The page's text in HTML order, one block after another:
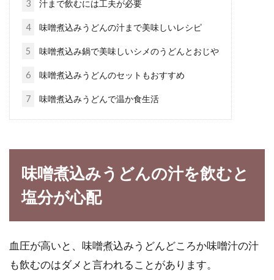
食生活改善で妊娠に適した体へ！ホ
毎日の食事に、どれくらい関心を持っています
か。バランスを考えた献立を立てて食事作りを
している...
濃度と計算式を知っておく
医師に「血圧が高い」と言われました。それな
らまず、日常の塩分濃度、塩の量を知ることが
3 汁まで飲むには工夫が必要
4 味噌煮込みうどんの汁まで美味しいレシピ
5 味噌煮込み鍋で美味しいシメのうどんとおじや
6 味噌煮込みうどんのセットもおすすめ
7 味噌煮込みうどんで温か食生活
味噌煮込みうどんの汁を飲むと
塩分が心配
血圧が高いと、味噌煮込みうどんどころか味噌汁の汁
も飲むのはダメと言われることがあります。